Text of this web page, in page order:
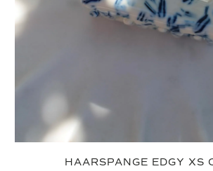
HAARSPANGE EDGY XS